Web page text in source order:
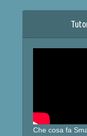
Che cosa fa